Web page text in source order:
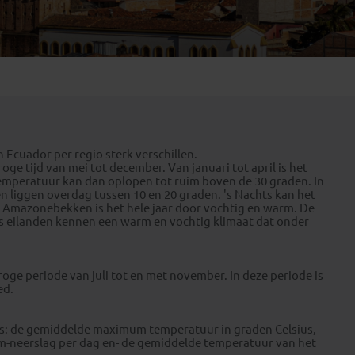
Emiraten
(1)
per regio sterk verschillen.
tijd van mei tot december. Van januari tot april is het
kan dan oplopen tot ruim boven de 30 graden. In
liggen overdag tussen 10 en 20 graden. 's Nachts kan het
is het hele jaar door vochtig en warm. De
kennen een warm en vochtig klimaat dat onder
periode van juli tot en met november. In deze periode is
de gemiddelde maximum temperatuur in graden Celsius,
neerslag per dag en- de gemiddelde temperatuur van het